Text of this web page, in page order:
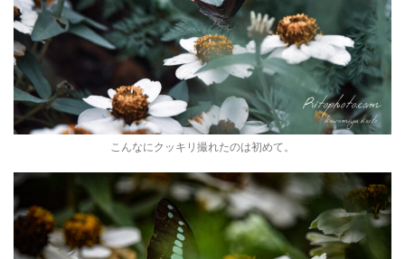
こんなにクッキリ撮れたのは初めて。